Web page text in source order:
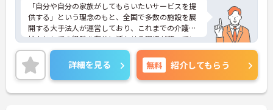
「自分や自分の家族がしてもらいたいサービスを提
供する」という理念のもと、全国で多数の施設を展
開する大手法人が運営しており、これまでの介護福
祉士としての経験を存分に活かせる環境が整ってい
ます。最大の魅力は、専門性を正当に評価する独自
の社内資格「マジ神制度」。認知症ケア等の分野で
認定されると最大月4万円の手当が加算され、確実
な収入アップが可能です。また、スマホでの記録入
力や睡眠センサー等のDX化により、夜間業務などの
詳細を見る 無料 紹介してもらう